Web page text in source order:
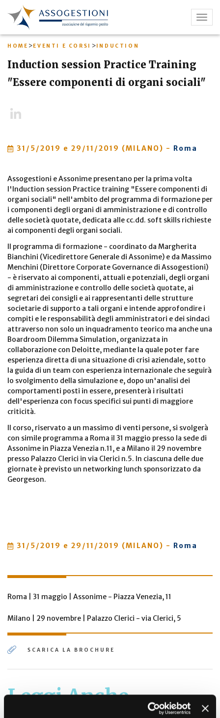
contenuto
principale
HOME >EVENTI E CORSI >INDUCTION
Induction session Practice Training
"Essere componenti di organi sociali"
31/5/2019 e 29/11/2019 (MILANO) - Roma
Assogestioni e Assonime presentano per la prima volta
l'Induction session Practice training "Essere componenti di
organi sociali" nell'ambito del programma di formazione per
i componenti degli organi di amministrazione e di controllo
delle società quotate, dedicata alle cc.dd. soft skills richieste
ai componenti degli organi sociali.
Il programma di formazione - coordinato da Margherita
Bianchini (Vicedirettore Generale di Assonime) e da Massimo
Menchini (Direttore Corporate Governance di Assogestioni)
- è riservato ai componenti, attuali e potenziali, degli organi
di amministrazione e controllo delle società quotate, ai
segretari dei consigli e ai rappresentanti delle strutture
societarie di supporto a tali organi e intende approfondire i
compiti e le responsabilità degli amministratori e dei sindaci
attraverso non solo un inquadramento teorico ma anche una
Boardroom Dilemma Simulation, organizzata in
collaborazione con Deloitte, mediante la quale poter fare
esperienza diretta di una situazione di crisi aziendale, sotto
la guida di un team con esperienza internazionale che seguirà
lo svolgimento della simulazione e, dopo un'analisi dei
comportamenti posti in essere, presenterà i risultati
dell'esperienza con focus specifici sui punti di maggiore
criticità.
Il corso, riservato a un massimo di venti persone, si svolgerà
con simile programma a Roma il 31 maggio presso la sede di
Assonime in Piazza Venezia n.11, e a Milano il 29 novembre
presso Palazzo Clerici in via Clerici n.5. In ciascuna delle due
giornate è previsto un networking lunch sponsorizzato da
Georgeson.
31/5/2019 e 29/11/2019 (MILANO) - Roma
Roma | 31 maggio | Assonime - Piazza Venezia, 11
Milano | 29 novembre | Palazzo Clerici - via Clerici, 5
SCARICA LA BROCHURE
Leggi Anche